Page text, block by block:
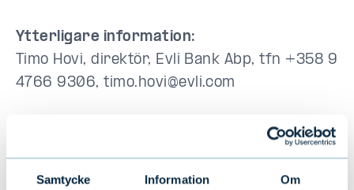
Samtycke Information Om
Ytterligare information:
Timo Hovi, direktör, Evli Bank Abp, tfn +358 9
4766 9306, timo.hovi@evli.com
*”Institutional Investment Services, Finland
2018; Investment Services Report,